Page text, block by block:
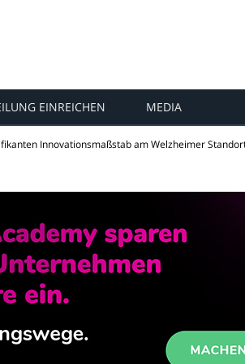
EINREICHEN MEDIA
Innovationsmaßstab am Welzheimer